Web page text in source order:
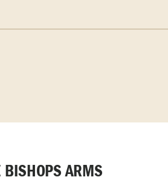
BISHOPS ARMS